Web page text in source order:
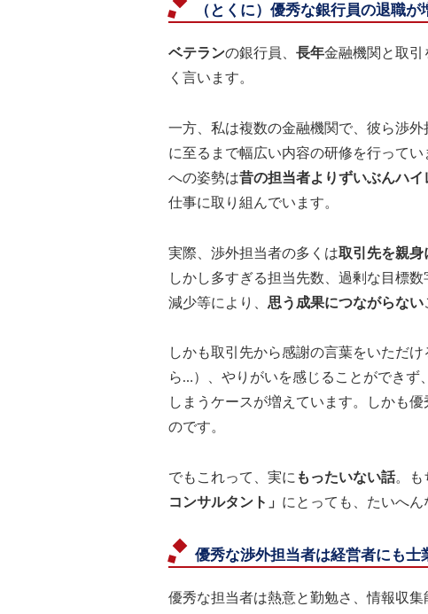
（とくに）優秀な銀行員の退職が
ベテランの銀行員、 長年金融機関と取引
く言います。
一方、私は複数の金融機関で、彼ら渉
に至るまで幅広い内容の研修を行って
への姿勢は昔の担当者よりずいぶんハイ
仕事に取り組んでいます。
実際、渉外担当者の多くは取引先を親身
しかし多すぎる担当先数、過剰な目標
減少等により、 思う成果につながらない
しかも取引先から感謝の言葉をいただ
ら…）、やりがいを感じることができず
しまうケースが増えています。しかも
のです。
でもこれって、実に もったいない話。も
コンサルタント」 にとっても、たいへん
優秀な渉外担当者は経営者にも
優秀な担当者は熱意と勤勉さ、情報収